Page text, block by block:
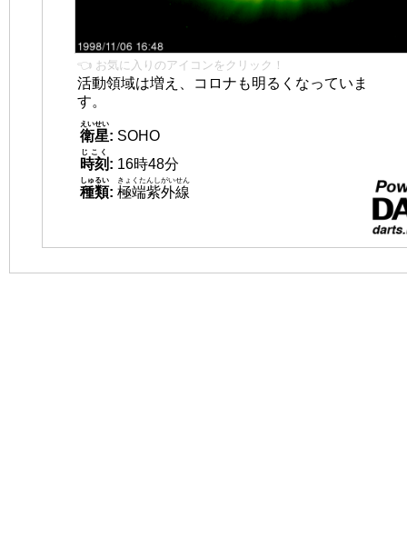
👈 お気に入りのアイコンをクリック！
活動領域は増え、コロナも明るくなっていま
す。
衛星
えいせい
: SOHO
時刻
じこく
: 16時48分
種類
しゅるい
: 極端紫外線
きょくたんしがいせん